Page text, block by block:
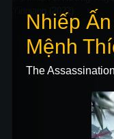
Nhiếp
Mệnh
The